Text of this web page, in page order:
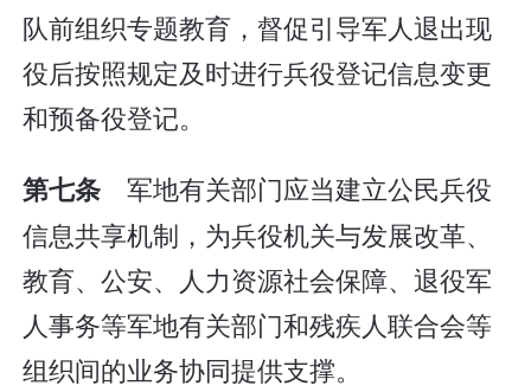
队前组织专题教育，督促引导军人退出现
役后按照规定及时进行兵役登记信息变更
和预备役登记。
第七条军地有关部门应当建立公民兵役
信息共享机制，为兵役机关与发展改革、
教育、公安、人力资源社会保障、退役军
人事务等军地有关部门和残疾人联合会等
组织间的业务协同提供支撑。